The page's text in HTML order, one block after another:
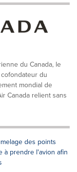
du Canada, le
du
mondial de
Canada relient sans
des points
à prendre l'avion afin